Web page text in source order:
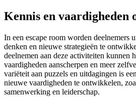
Kennis en vaardigheden
In een escape room worden deelnemers
denken en nieuwe strategieën te
deelnemen aan deze activiteiten kunnen
vaardigheden aanscherpen en meer
variëteit aan puzzels en uitdagingen is
nieuwe vaardigheden te ontwikkelen,
samenwerking en leiderschap.